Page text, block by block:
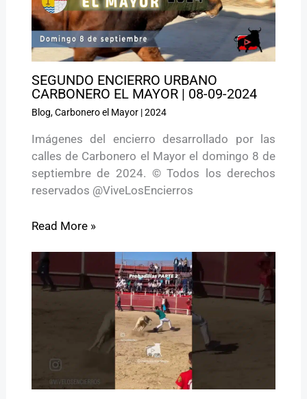
SEGUNDO ENCIERRO URBANO
CARBONERO EL MAYOR | 08-09-2024
Blog,Carbonero el Mayor|2024
Imágenes del encierro desarrollado por las
calles de Carbonero el Mayor el domingo 8 de
septiembre de 2024. © Todos los derechos
reservados @ViveLosEncierros
Read More »